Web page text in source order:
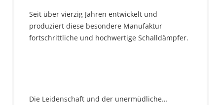
Seit über vierzig Jahren entwickelt und
produziert diese besondere Manufaktur
fortschrittliche und hochwertige Schalldämpfer.
Die Leidenschaft und der unermüdliche…